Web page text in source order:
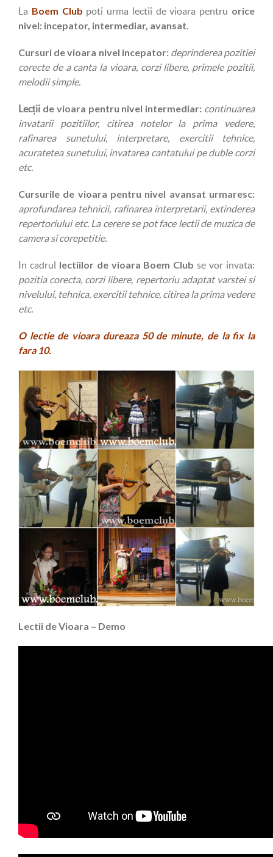
La Boem Club poti urma lectii de vioara pentru orice
nivel: incepator, intermediar, avansat.
Cursuri de vioara nivel incepator: deprinderea pozitiei
corecte de a canta la vioara, corzi libere, primele pozitii,
melodii simple.
Lecții de vioara pentru nivel intermediar: continuarea
invatarii pozitiilor, citirea notelor la prima vedere,
rafinarea sunetului, interpretare, exercitii tehnice,
acuratetea sunetului, invatarea cantatului pe duble corzi
etc.
Cursurile de vioara pentru nivel avansat urmaresc:
aprofundarea tehnicii, rafinarea interpretarii, extinderea
repertoriului etc. La cerere se pot face lectii de muzica de
camera si corepetitie.
In cadrul lectiilor de vioara Boem Club se vor invata:
pozitia corecta, corzi libere, repertoriu adaptat varstei si
nivelului, tehnica, exercitii tehnice, citirea la prima vedere
etc.
O lectie de vioara dureaza 50 de minute, de la fix la
fara 10.
Lectii de Vioara – Demo